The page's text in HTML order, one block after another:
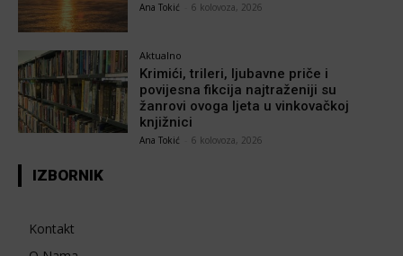
Ana Tokić 6 kolovoza, 2026
Aktualno
Krimići, trileri, ljubavne priče i
povijesna fikcija najtraženiji su
žanrovi ovoga ljeta u vinkovačkoj
knjižnici
Ana Tokić 6 kolovoza, 2026
IZBORNIK
Kontakt